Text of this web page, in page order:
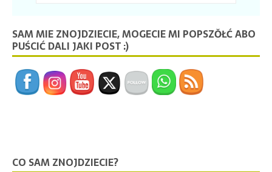
SAM MIE ZNOJDZIECIE, MOGECIE MI POPSZŎŁĆ ABO
PUŚCIĆ DALI JAKI POST :)
CO SAM ZNOJDZIECIE?